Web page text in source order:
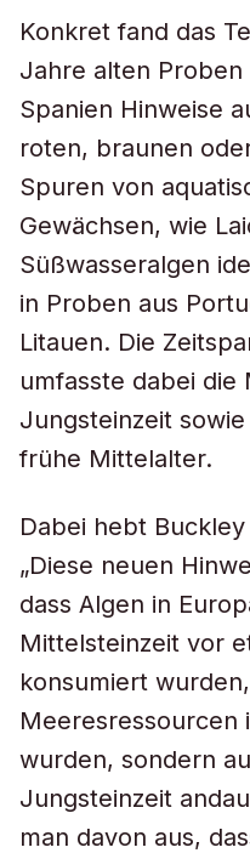
Konkret fand das
Jahre alten
Spanien Hinweise
roten, braunen
Spuren von
Gewächsen, wie
Süßwasseralgen
in Proben aus
Litauen. Die
umfasste dabei die
Jungsteinzeit
frühe Mittelalter.
Dabei hebt
„Diese neuen
dass Algen in
Mittelsteinzeit vor
konsumiert
Meeresressourcen
wurden, sondern
Jungsteinzeit
man davon aus,